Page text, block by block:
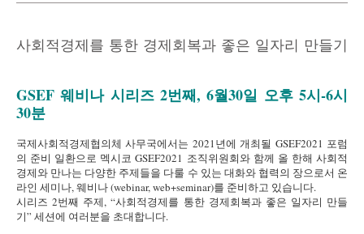
사회적경제를 통한 경제회복과 좋은 일자리 만들기
GSEF 웨비나 시리즈 2번째, 6월30일 오후 5시-6시
30분
국제사회적경제협의체 사무국에서는 2021년에 개최될 GSEF2021 포럼
의 준비 일환으로 멕시코 GSEF2021 조직위원회와 함께 올 한해 사회적
경제와 만나는 다양한 주제들을 다룰 수 있는 대화와 협력의 장으로서 온
라인 세미나, 웨비나 (webinar, web+seminar)를 준비하고 있습니다.
시리즈 2번째 주제, “사회적경제를 통한 경제회복과 좋은 일자리 만들
기” 세션에 여러분을 초대합니다.